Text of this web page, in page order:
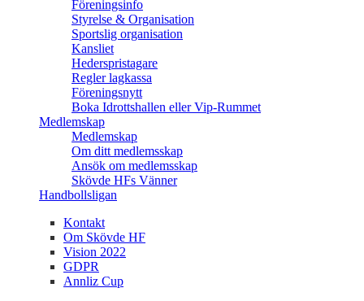
Föreningsinfo
Styrelse & Organisation
Sportslig organisation
Kansliet
Hederspristagare
Regler lagkassa
Föreningsnytt
Boka Idrottshallen eller Vip-Rummet
Medlemskap
Medlemskap
Om ditt medlemsskap
Ansök om medlemsskap
Skövde HFs Vänner
Handbollsligan
Kontakt
Om Skövde HF
Vision 2022
GDPR
Annliz Cup